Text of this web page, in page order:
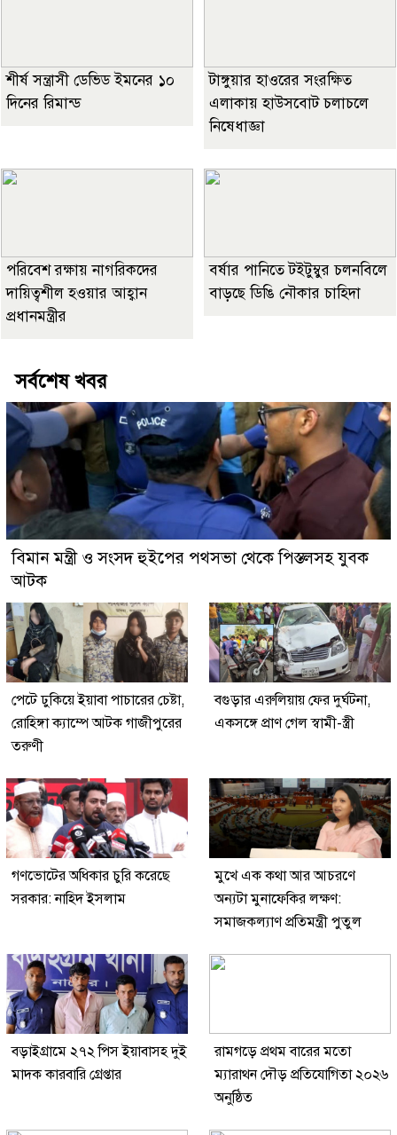
শীর্ষ সন্ত্রাসী ডেভিড ইমনের ১০
দিনের রিমান্ড
টাঙ্গুয়ার হাওরের সংরক্ষিত
এলাকায় হাউসবোট চলাচলে
নিষেধাজ্ঞা
পরিবেশ রক্ষায় নাগরিকদের
দায়িত্বশীল হওয়ার আহ্বান
প্রধানমন্ত্রীর
বর্ষার পানিতে টইটুম্বুর চলনবিলে
বাড়ছে ডিঙি নৌকার চাহিদা
সর্বশেষ খবর
বিমান মন্ত্রী ও সংসদ হুইপের পথসভা থেকে পিস্তলসহ যুবক
আটক
পেটে ঢুকিয়ে ইয়াবা পাচারের চেষ্টা,
রোহিঙ্গা ক্যাম্পে আটক গাজীপুরের
তরুণী
বগুড়ার এরুলিয়ায় ফের দুর্ঘটনা,
একসঙ্গে প্রাণ গেল স্বামী-স্ত্রী
গণভোটের অধিকার চুরি করেছে
সরকার: নাহিদ ইসলাম
মুখে এক কথা আর আচরণে
অন্যটা মুনাফেকির লক্ষণ:
সমাজকল্যাণ প্রতিমন্ত্রী পুতুল
বড়াইগ্রামে ২৭২ পিস ইয়াবাসহ দুই
মাদক কারবারি গ্রেপ্তার
রামগড়ে প্রথম বারের মতো
ম্যারাথন দৌড় প্রতিযোগিতা ২০২৬
অনুষ্ঠিত